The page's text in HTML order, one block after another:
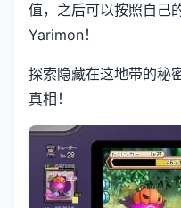
值，之后可以按照自己
Yarimon！
探索隐藏在这地带的秘
真相！